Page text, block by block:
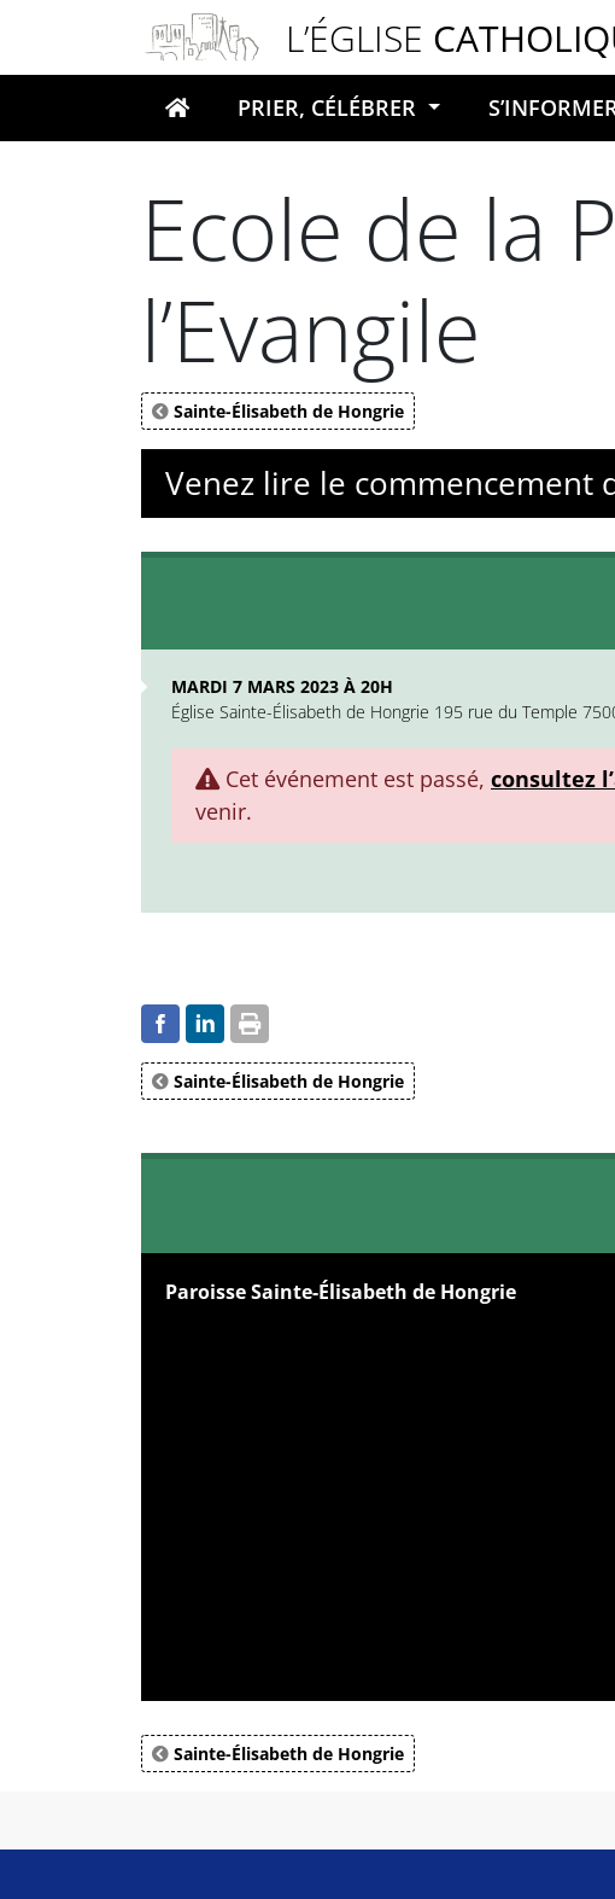
L’ÉGLISE
Votre recherche
PRIER, CÉLÉBRER
Ecole de la
l’Evangile
Sainte-Élisabeth de Hongrie
Venez lire le commencement
MARDI 7 MARS 2023 À 20H
Église Sainte-Élisabeth de Hongrie 195 rue du Temple
Cet événement est passé, consultez
venir.
Sainte-Élisabeth de Hongrie
Paroisse Sainte-Élisabeth de Hongrie
Sainte-Élisabeth de Hongrie
Panneau de gestion des cookies